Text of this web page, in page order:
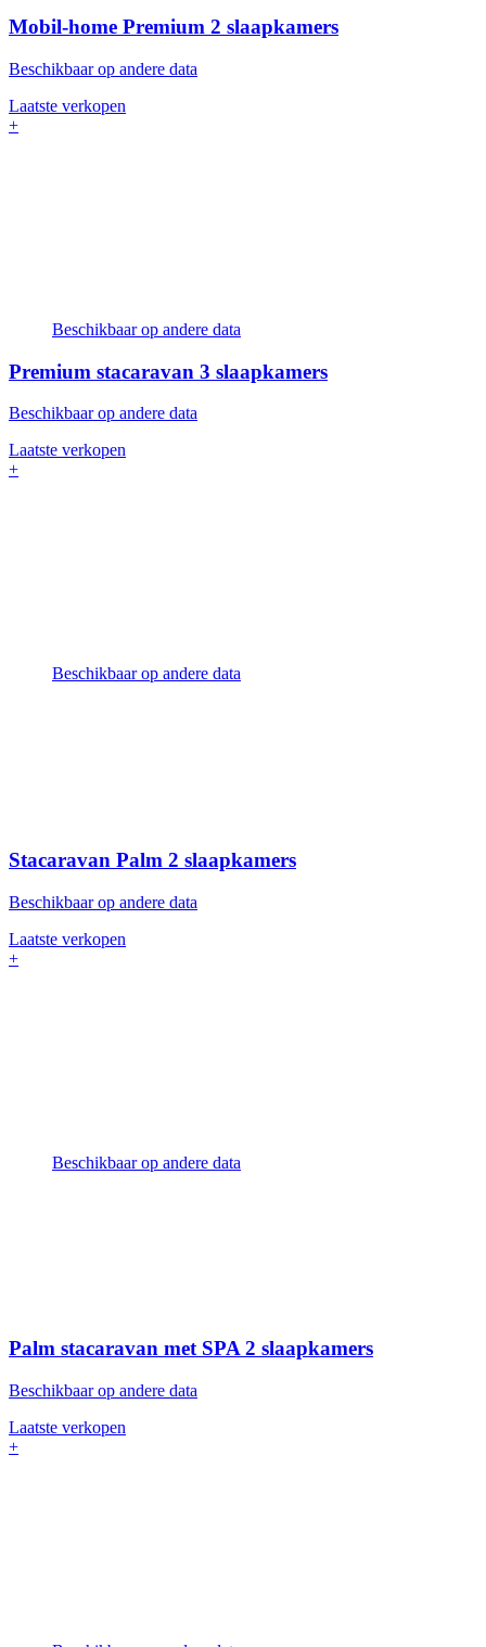
Mobil-home Premium 2 slaapkamers
Beschikbaar op andere data
Laatste verkopen
+
Beschikbaar op andere data
Premium stacaravan 3 slaapkamers
Beschikbaar op andere data
Laatste verkopen
+
Beschikbaar op andere data
Stacaravan Palm 2 slaapkamers
Beschikbaar op andere data
Laatste verkopen
+
Beschikbaar op andere data
Palm stacaravan met SPA2 slaapkamers
Beschikbaar op andere data
Laatste verkopen
+